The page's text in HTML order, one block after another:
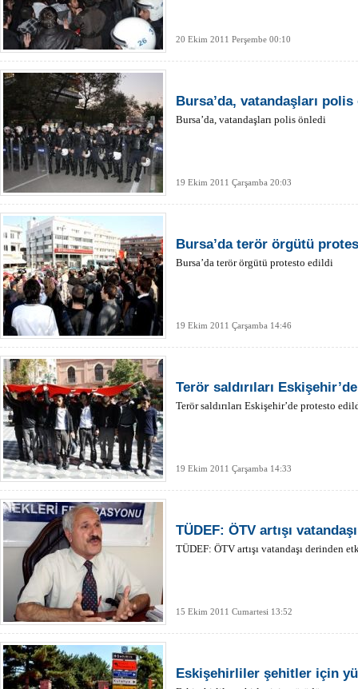
20 Ekim 2011 Perşembe 00:10
Bursa’da, vatandaşları
Bursa’da, vatandaşları polis önledi
19 Ekim 2011 Çarşamba 20:03
Bursa’da terör örgütü
Bursa’da terör örgütü protesto edildi
19 Ekim 2011 Çarşamba 14:46
Terör saldırıları
Terör saldırıları Eskişehir’de protesto
19 Ekim 2011 Çarşamba 14:33
TÜDEF: ÖTV artışı
TÜDEF: ÖTV artışı vatandaşı derinden
15 Ekim 2011 Cumartesi 13:52
Eskişehirliler şehitler için